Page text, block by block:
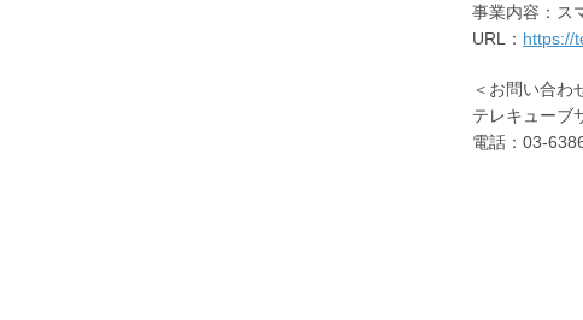
事業内容：ス
URL： https://
＜お問い合わ
テレキュー
電話：03-